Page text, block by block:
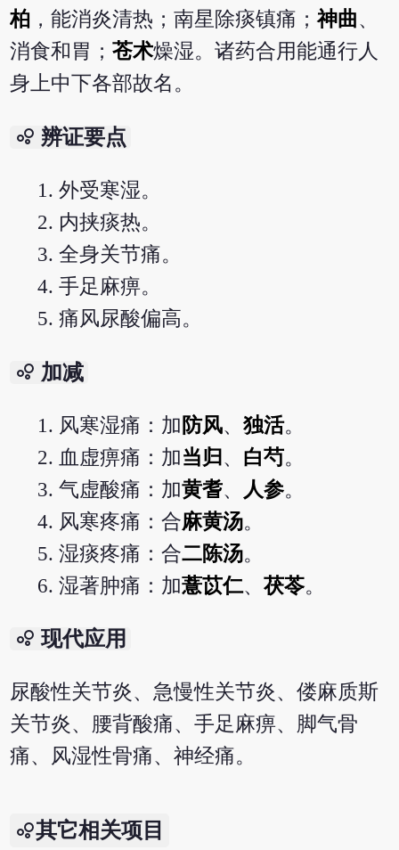
柏 ，能消炎清热；南星除痰镇痛；神曲、
消食和胃；苍术燥湿。诸药合用能通行人
身上中下各部故名。
bubble_chart 辨证要点
外受寒湿。
内挟痰热。
全身关节痛。
手足麻痹。
痛风尿酸偏高。
bubble_chart 加减
风寒湿痛：加 防风、独活。
血虚痹痛：加当归 、 白芍。
气虚酸痛：加黄耆、 人参。
风寒疼痛：合麻黄汤。
湿痰疼痛：合二陈汤。
湿著肿痛：加薏苡仁、茯苓。
bubble_chart 现代应用
尿酸性关节炎、急慢性关节炎、偻麻质斯
关节炎、腰背酸痛、手足麻痹、脚气骨
痛、风湿性骨痛、神经痛。
其它相关项目